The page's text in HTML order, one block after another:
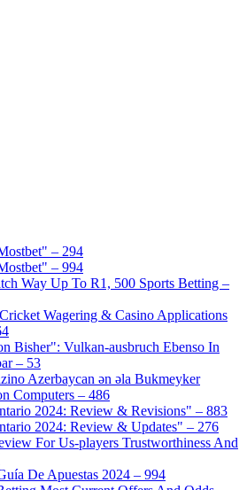
– 294
– 994
Way Up To R1, 500 Sports Betting –
Wagering & Casino Applications
Bisher": Vulkan-ausbruch Ebenso In
– 53
Azerbaycan ən əla Bukmeyker
Computers – 486
2024: Review & Revisions" – 883
2024: Review & Updates" – 276
For Us-players Trustworthiness And
De Apuestas 2024 – 994